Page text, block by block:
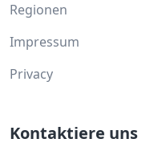
Regionen
Impressum
Privacy
Kontaktiere uns